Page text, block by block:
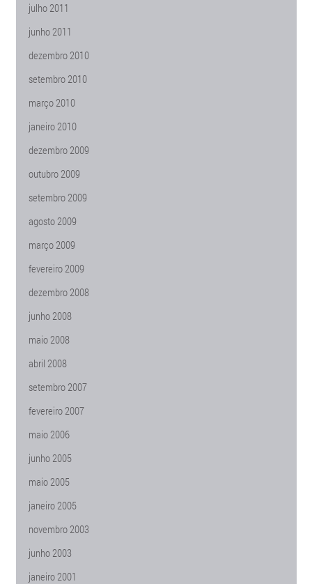
julho 2011
junho 2011
dezembro 2010
setembro 2010
março 2010
janeiro 2010
dezembro 2009
outubro 2009
setembro 2009
agosto 2009
março 2009
fevereiro 2009
dezembro 2008
junho 2008
maio 2008
abril 2008
setembro 2007
fevereiro 2007
maio 2006
junho 2005
maio 2005
janeiro 2005
novembro 2003
junho 2003
janeiro 2001